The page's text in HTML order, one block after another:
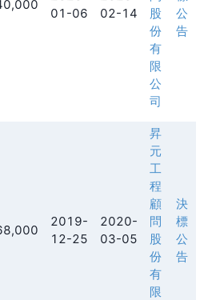
01-06
02-14
股
份
有
限
公
司
公
告
2019-
12-25
2020-
03-05
昇
元
工
程
顧
問
股
份
有
限
決
標
公
告